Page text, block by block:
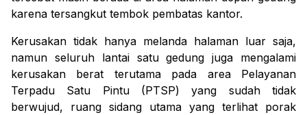
karena tersangkut tembok pembatas kantor.
Kerusakan tidak hanya melanda halaman luar saja,
namun seluruh lantai satu gedung juga mengalami
kerusakan berat terutama pada area Pelayanan
Terpadu Satu Pintu (PTSP) yang sudah tidak
berwujud, ruang sidang utama yang terlihat porak